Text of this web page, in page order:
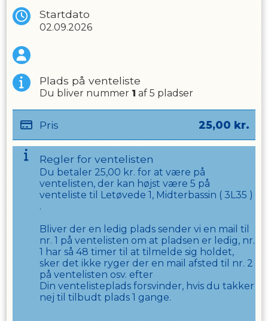
Startdato
02.09.2026
Plads på venteliste
Du bliver nummer 1 af 5 pladser
Pris 25,00 kr.
Regler for ventelisten
Du betaler 25,00 kr. for at være på
ventelisten, der kan højst være 5 på
venteliste til
Letøvede 1, Midterbassin ( 3L35 )
.
Bliver der en ledig plads sender vi en mail til
nr. 1 på ventelisten om at pladsen er ledig, nr.
1 har så 48 timer til at tilmelde sig holdet,
sker det ikke ryger der en mail afsted til nr. 2
på ventelisten osv. efter
Din ventelisteplads forsvinder, hvis du takker
nej til tilbudt plads 1 gange.